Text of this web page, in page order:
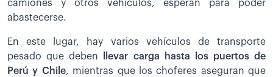
camiones y otros vehículos, esperan para poder
abastecerse.
En este lugar, hay varios vehículos de transporte
pesado que deben
llevar carga hasta los puertos de
Perú y Chile, mientras que los choferes aseguran que